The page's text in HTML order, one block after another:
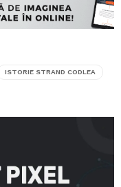
ISTORIE STRAND CODLEA